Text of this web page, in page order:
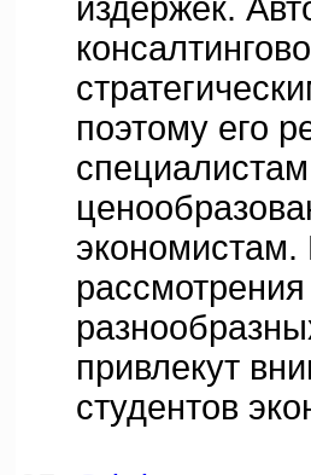
издержек.
поэтому его
экономистам.
привлекут
студентов